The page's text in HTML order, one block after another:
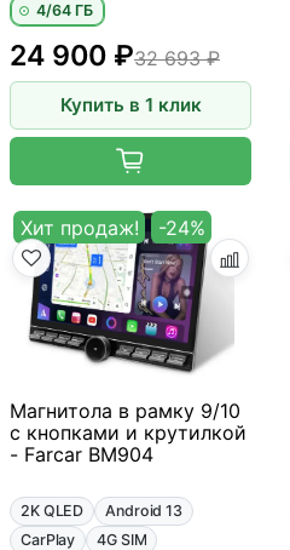
4/64 ГБ
32 693 ₽
24 900 ₽
Купить в 1 клик
Хит продаж! -24%
Магнитола в рамку 9/10
с кнопками и крутилкой
- Farcar BM904
2K QLED
Android 13
CarPlay
4G SIM